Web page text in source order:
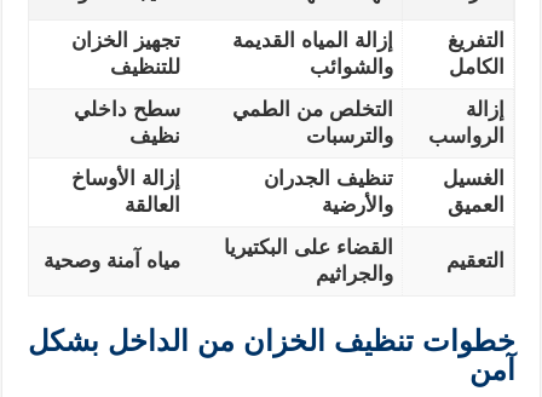
التفريغ
الكامل
إزالة المياه القديمة
والشوائب
تجهيز الخزان
للتنظيف
إزالة
الرواسب
التخلص من الطمي
والترسبات
سطح داخلي
نظيف
الغسيل
العميق
تنظيف الجدران
والأرضية
إزالة الأوساخ
العالقة
التعقيم
القضاء على البكتيريا
والجراثيم
مياه آمنة وصحية
خطوات تنظيف الخزان من الداخل بشكل
آمن